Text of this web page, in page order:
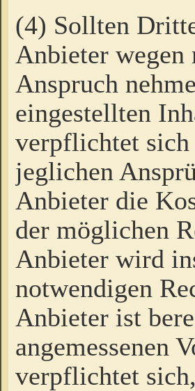
(4) Sollten
Anbieter wegen
Anspruch
eingestellten
verpflichtet sich
jeglichen
Anbieter die
der möglichen
Anbieter wird
notwendigen
Anbieter ist
angemessenen
verpflichtet